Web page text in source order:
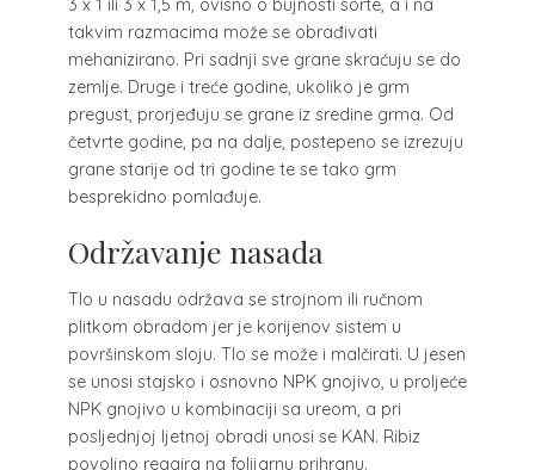
3 x 1 ili 3 x 1,5 m, ovisno o bujnosti sorte, a i na
takvim razmacima može se obrađivati
mehanizirano. Pri sadnji sve grane skraćuju se do
zemlje. Druge i treće godine, ukoliko je grm
pregust, prorjeđuju se grane iz sredine grma. Od
četvrte godine, pa na dalje, postepeno se izrezuju
grane starije od tri godine te se tako grm
besprekidno pomlađuje.
Održavanje nasada
Tlo u nasadu održava se strojnom ili ručnom
plitkom obradom jer je korijenov sistem u
površinskom sloju. Tlo se može i malčirati. U jesen
se unosi stajsko i osnovno NPK gnojivo, u proljeće
NPK gnojivo u kombinaciji sa ureom, a pri
posljednjoj ljetnoj obradi unosi se KAN. Ribiz
povoljno reagira na folijarnu prihranu.